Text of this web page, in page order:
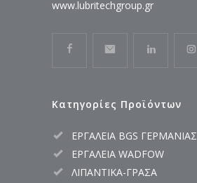
www.lubritechgroup.gr
Κατηγορίες Προϊόντων
ΕΡΓΑΛΕΙΑ BGS ΓΕΡΜΑΝΙΑΣ
ΕΡΓΑΛΕΙΑ WADFOW
ΛΙΠΑΝΤΙΚΑ-ΓΡΑΣΑ